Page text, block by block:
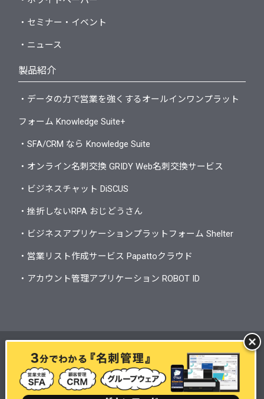
・セミナー・イベント
・ニュース
製品紹介
・データの力で営業を強くするオールインワンプラット
フォーム Knowledge Suite+
・SFA/CRM なら Knowledge Suite
・オンライン名刺交換 GRIDY Web名刺交換サービス
・ビジネスチャット DiSCUS
・挫折しないRPA おじどうさん
・ビジネスアプリケーションプラットフォーム Shelter
・営業リスト作成サービス Papattoクラウド
・アカウント管理アプリケーション ROBOT ID
個人情報保護方針 情報セキュリティ基本方針 サイトマップ
サイトのご利用にあたって オンラインプライバシー通知
会社概要 電子公告